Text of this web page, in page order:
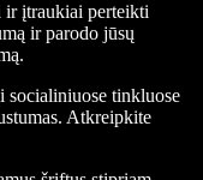
ir įtraukiai perteikti
ir parodo jūsų
socialiniuose tinkluose
Atkreipkite